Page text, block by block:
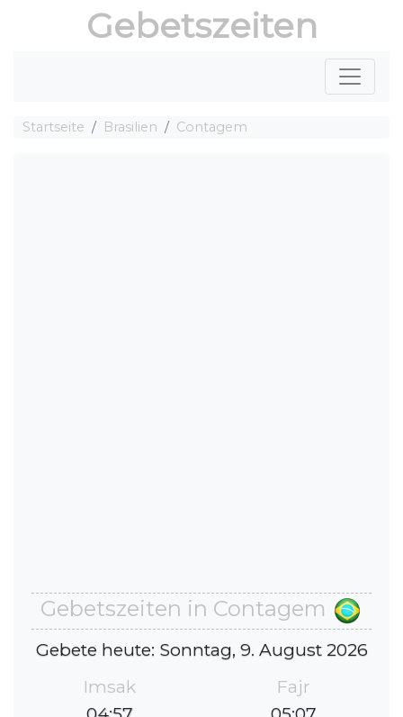
Gebetszeiten
Startseite Brasilien Contagem
Gebetszeiten in Contagem
Gebete heute: Sonntag, 9. August 2026
Imsak
Fajr